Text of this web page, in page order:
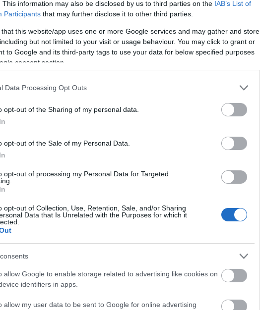
This information may also be disclosed by us to third parties on the IAB’s List of
Participants that may further disclose it to other third parties.
that this website/app uses one or more Google services and may gather and store
but not limited to your visit or usage behaviour. You may click to grant or
to Google and its third-party tags to use your data for below specified purposes
consent section.
Data Processing Opt Outs
opt-out of the Sharing of my personal data.
opt-out of the Sale of my Personal Data.
opt-out of processing my Personal Data for Targeted
opt-out of Collection, Use, Retention, Sale, and/or Sharing
Data that Is Unrelated with the Purposes for which it
allow Google to enable storage related to advertising like cookies on
identifiers in apps.
allow my user data to be sent to Google for online advertising
(fotó: civishir.hu)
A CIKK MÉG
NEM ÉRT
KLIKK A
FOLYTATÁSÉRT!